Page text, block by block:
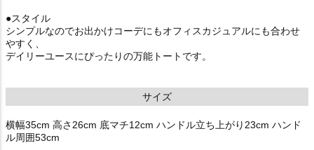
●スタイル
シンプルなのでお出かけコーデにもオフィスカジュアルにも合わせ
やすく、
デイリーユースにぴったりの万能トートです。
サイズ
横幅35cm 高さ26cm 底マチ12cm ハンドル立ち上がり23cm ハンド
ル周囲53cm